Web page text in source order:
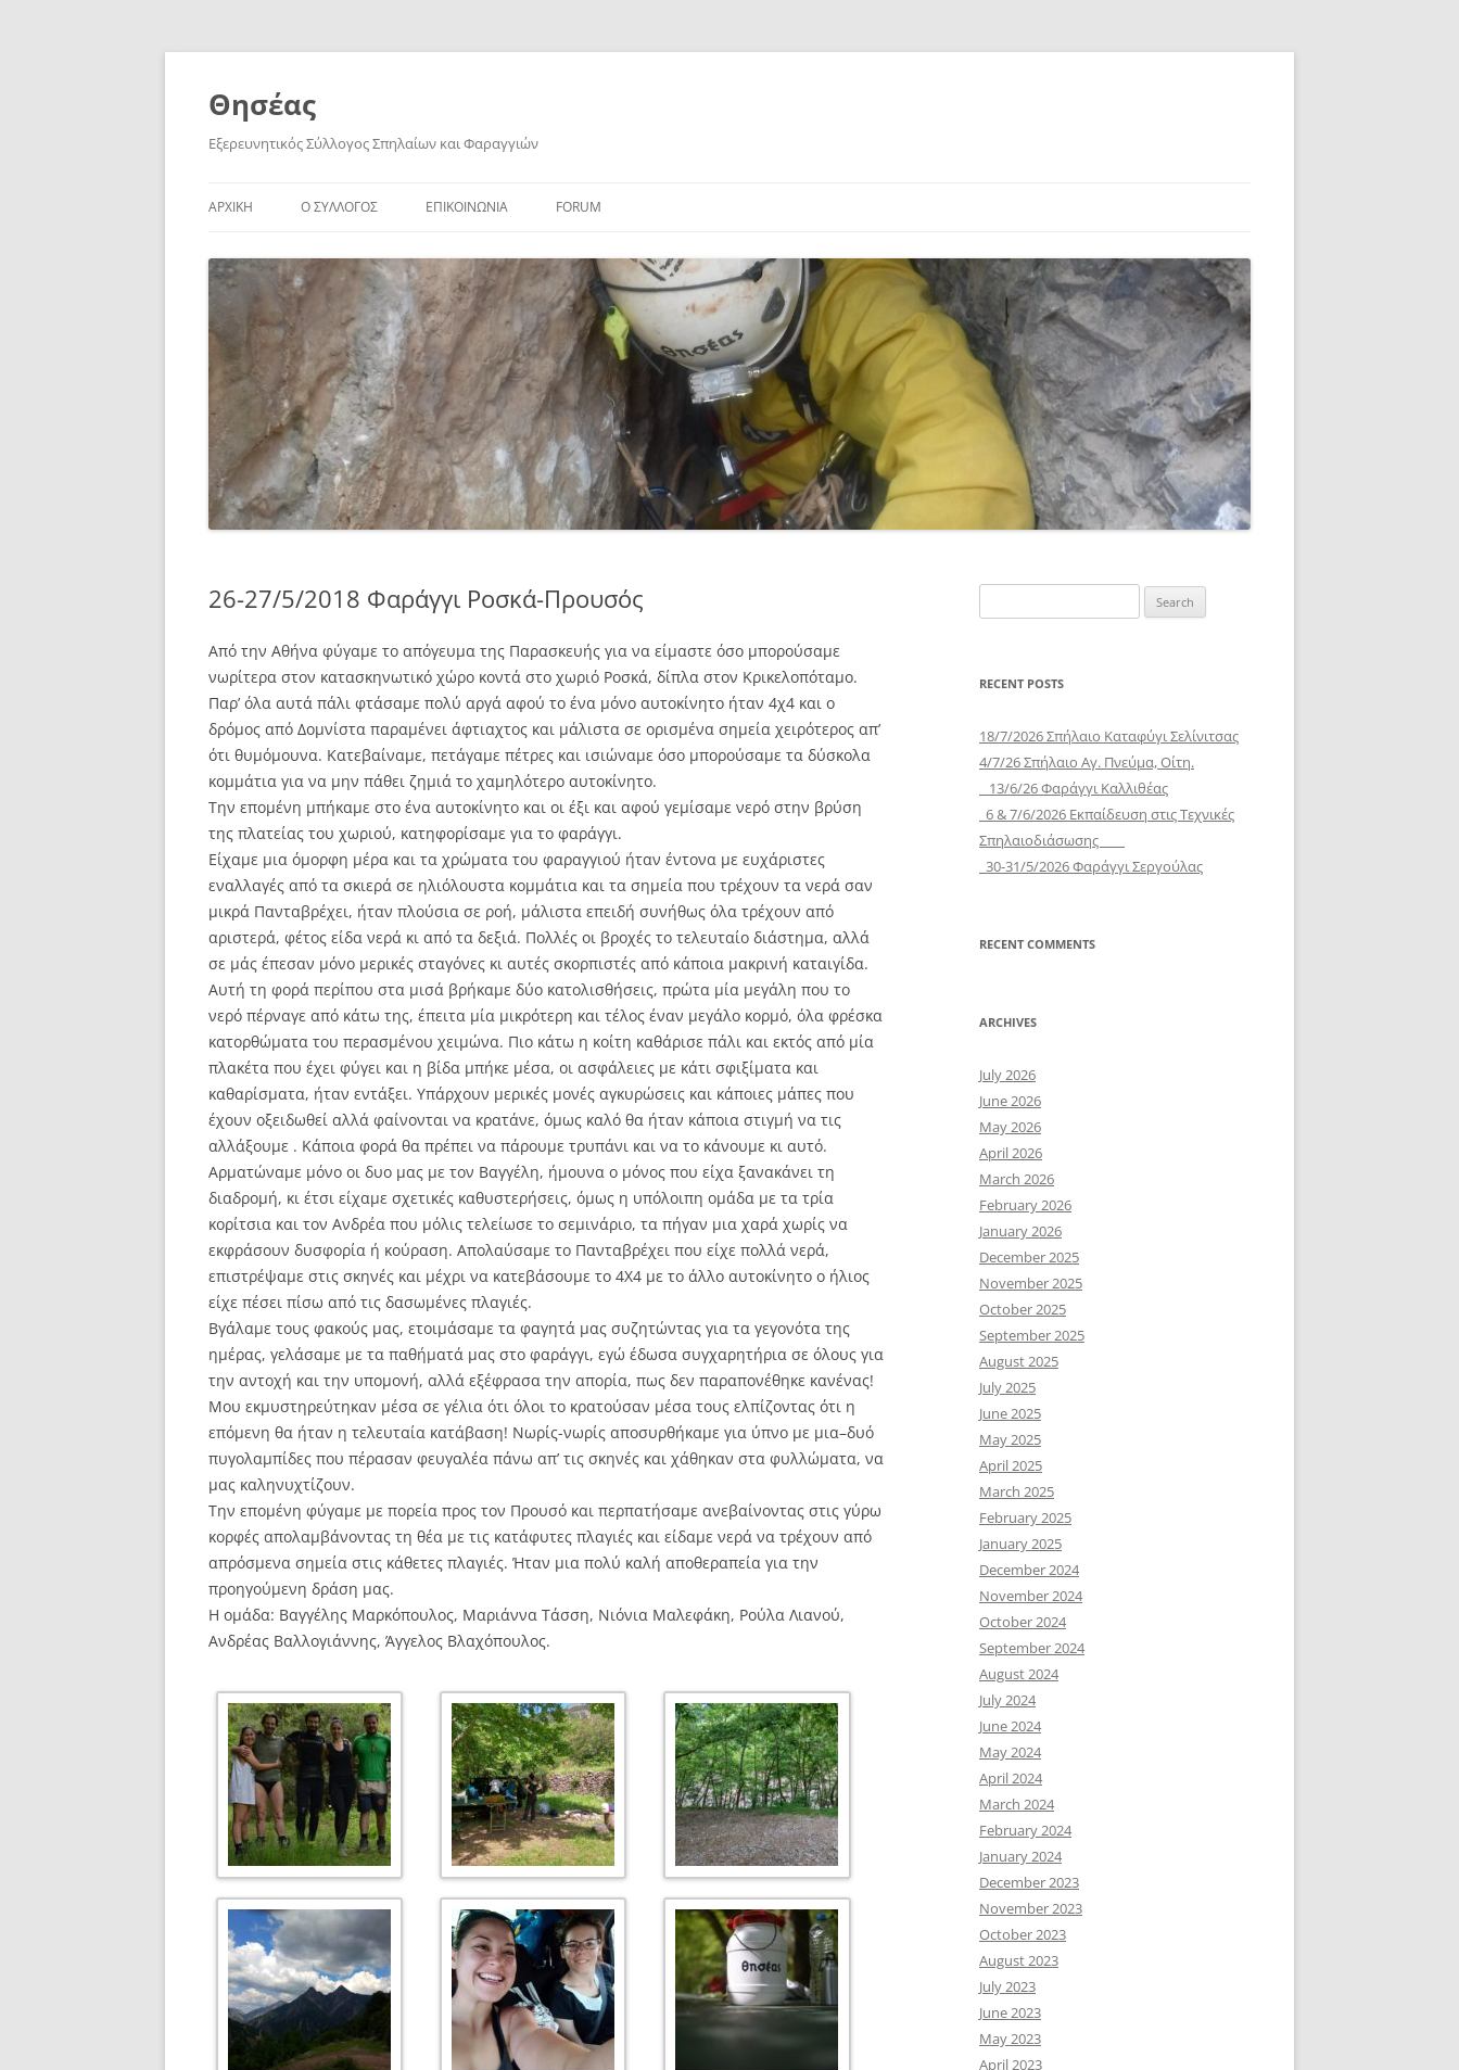
Skip
Θησέας
Εξερευνητικός Σύλλογος Σπηλαίων και Φαραγγιών
ΑΡΧΙΚΗ Ο ΣΥΛΛΟΓΟΣ ΕΠΙΚΟΙΝΩΝΙΑ FORUM
26-27/5/2018 Φαράγγι Ροσκά-Προυσός
Από την Αθήνα φύγαμε το απόγευμα της Παρασκευής για να είμαστε όσο μπορούσαμε
νωρίτερα στον κατασκηνωτικό χώρο κοντά στο χωριό Ροσκά, δίπλα στον Κρικελοπόταμο.
Παρ’ όλα αυτά πάλι φτάσαμε πολύ αργά αφού το ένα μόνο αυτοκίνητο ήταν 4χ4 και ο
δρόμος από Δομνίστα παραμένει άφτιαχτος και μάλιστα σε ορισμένα σημεία χειρότερος απ’
ότι θυμόμουνα. Κατεβαίναμε, πετάγαμε πέτρες και ισιώναμε όσο μπορούσαμε τα δύσκολα
κομμάτια για να μην πάθει ζημιά το χαμηλότερο αυτοκίνητο.
Την επομένη μπήκαμε στο ένα αυτοκίνητο και οι έξι και αφού γεμίσαμε νερό στην βρύση
της πλατείας του χωριού, κατηφορίσαμε για το φαράγγι.
Είχαμε μια όμορφη μέρα και τα χρώματα του φαραγγιού ήταν έντονα με ευχάριστες
εναλλαγές από τα σκιερά σε ηλιόλουστα κομμάτια και τα σημεία που τρέχουν τα νερά σαν
μικρά Πανταβρέχει, ήταν πλούσια σε ροή, μάλιστα επειδή συνήθως όλα τρέχουν από
αριστερά, φέτος είδα νερά κι από τα δεξιά. Πολλές οι βροχές το τελευταίο διάστημα, αλλά
σε μάς έπεσαν μόνο μερικές σταγόνες κι αυτές σκορπιστές από κάποια μακρινή καταιγίδα.
Αυτή τη φορά περίπου στα μισά βρήκαμε δύο κατολισθήσεις, πρώτα μία μεγάλη που το
νερό πέρναγε από κάτω της, έπειτα μία μικρότερη και τέλος έναν μεγάλο κορμό, όλα φρέσκα
κατορθώματα του περασμένου χειμώνα. Πιο κάτω η κοίτη καθάρισε πάλι και εκτός από μία
πλακέτα που έχει φύγει και η βίδα μπήκε μέσα, οι ασφάλειες με κάτι σφιξίματα και
καθαρίσματα, ήταν εντάξει. Υπάρχουν μερικές μονές αγκυρώσεις και κάποιες μάπες που
έχουν οξειδωθεί αλλά φαίνονται να κρατάνε, όμως καλό θα ήταν κάποια στιγμή να τις
αλλάξουμε . Κάποια φορά θα πρέπει να πάρουμε τρυπάνι και να το κάνουμε κι αυτό.
Αρματώναμε μόνο οι δυο μας με τον Βαγγέλη, ήμουνα ο μόνος που είχα ξανακάνει τη
διαδρομή, κι έτσι είχαμε σχετικές καθυστερήσεις, όμως η υπόλοιπη ομάδα με τα τρία
κορίτσια και τον Ανδρέα που μόλις τελείωσε το σεμινάριο, τα πήγαν μια χαρά χωρίς να
εκφράσουν δυσφορία ή κούραση. Απολαύσαμε το Πανταβρέχει που είχε πολλά νερά,
επιστρέψαμε στις σκηνές και μέχρι να κατεβάσουμε το 4Χ4 με το άλλο αυτοκίνητο ο ήλιος
είχε πέσει πίσω από τις δασωμένες πλαγιές.
Βγάλαμε τους φακούς μας, ετοιμάσαμε τα φαγητά μας συζητώντας για τα γεγονότα της
ημέρας, γελάσαμε με τα παθήματά μας στο φαράγγι, εγώ έδωσα συγχαρητήρια σε όλους για
την αντοχή και την υπομονή, αλλά εξέφρασα την απορία, πως δεν παραπονέθηκε κανένας!
Μου εκμυστηρεύτηκαν μέσα σε γέλια ότι όλοι το κρατούσαν μέσα τους ελπίζοντας ότι η
επόμενη θα ήταν η τελευταία κατάβαση! Νωρίς-νωρίς αποσυρθήκαμε για ύπνο με μια–δυό
πυγολαμπίδες που πέρασαν φευγαλέα πάνω απ’ τις σκηνές και χάθηκαν στα φυλλώματα, να
μας καληνυχτίζουν.
Την επομένη φύγαμε με πορεία προς τον Προυσό και περπατήσαμε ανεβαίνοντας στις γύρω
κορφές απολαμβάνοντας τη θέα με τις κατάφυτες πλαγιές και είδαμε νερά να τρέχουν από
απρόσμενα σημεία στις κάθετες πλαγιές. Ήταν μια πολύ καλή αποθεραπεία για την
προηγούμενη δράση μας.
Η ομάδα: Βαγγέλης Μαρκόπουλος, Μαριάννα Τάσση, Νιόνια Μαλεφάκη, Ρούλα Λιανού,
Ανδρέας Βαλλογιάννης, Άγγελος Βλαχόπουλος.
for:
RECENT POSTS
18/7/2026 Σπήλαιο Καταφύγι Σελίνιτσας
4/7/26 Σπήλαιο Αγ. Πνεύμα, Οίτη.
13/6/26 Φαράγγι Καλλιθέας
6 & 7/6/2026 Εκπαίδευση στις Τεχνικές
Σπηλαιοδιάσωσης
30-31/5/2026 Φαράγγι Σεργούλας
RECENT COMMENTS
ARCHIVES
July 2026
June 2026
May 2026
April 2026
March 2026
February 2026
January 2026
December 2025
November 2025
October 2025
September 2025
August 2025
July 2025
June 2025
May 2025
April 2025
March 2025
February 2025
January 2025
December 2024
November 2024
October 2024
September 2024
August 2024
July 2024
June 2024
May 2024
April 2024
March 2024
February 2024
January 2024
December 2023
November 2023
October 2023
August 2023
July 2023
June 2023
May 2023
April 2023